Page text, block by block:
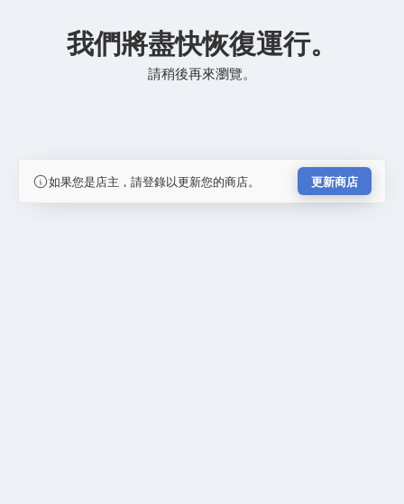
我們將盡快恢復運行。
請稍後再來瀏覽。
如果您是店主，請登錄以更新您的商店。 更新商店